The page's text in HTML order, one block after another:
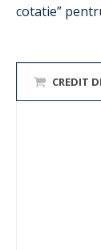
cotatie”
CREDIT